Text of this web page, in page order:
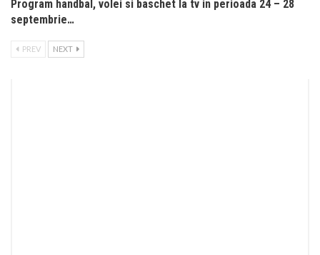
Program handbal, volei si baschet la tv in perioada 24 – 28
septembrie…
PREV NEXT